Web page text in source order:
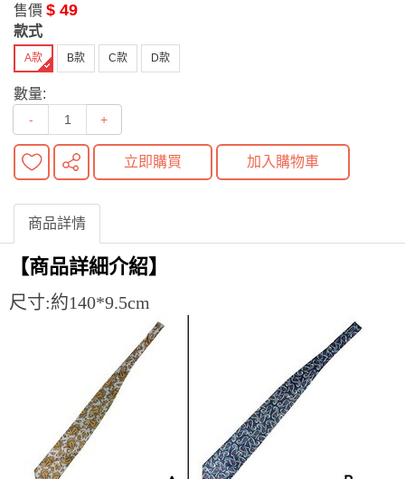
售價 $ 49
款式
A款 B款 C款 D款
數量:
- +
立即購買 加入購物車
商品詳情
【商品詳細介紹】
尺寸:約140*9.5cm